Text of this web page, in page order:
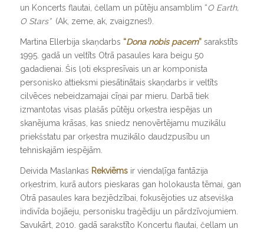
un Koncerts flautai, čellam un pūtēju ansamblim “O Earth,
O Stars” (Ak, zeme, ak, zvaigznes!).
Martina Ellerbija skaņdarbs “Dona nobis pacem”sarakstīts
1995. gadā un veltīts Otrā pasaules kara beigu 50
gadadienai. Šis ļoti ekspresīvais un ar komponista
personisko attieksmi piesātinātais skaņdarbs ir veltīts
cilvēces nebeidzamajai cīņai par mieru. Darbā tiek
izmantotas visas plašās pūtēju orķestra iespējas un
skanējuma krāsas, kas sniedz nenovērtējamu muzikālu
priekšstatu par orķestra muzikālo daudzpusību un
tehniskajām iespējām.
Deivida Maslankas Rekviēmsir viendaļīga fantāzija
orķestrim, kurā autors pieskaras gan holokausta tēmai, gan
Otrā pasaules kara bezjēdzībai, fokusējoties uz atsevišķa
indivīda bojāeju, personisku traģēdiju un pārdzīvojumiem.
Savukārt, 2010. gadā sarakstīto Koncertu flautai, čellam un